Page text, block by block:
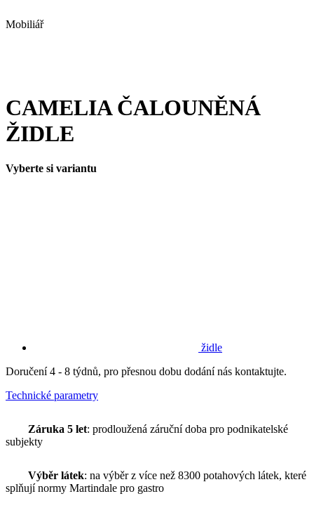
Mobiliář
CAMELIA ČALOUNĚNÁ
ŽIDLE
Vyberte si variantu
židle
Doručení 4 - 8 týdnů, pro přesnou dobu dodání nás kontaktujte.
Technické parametry
Záruka 5 let: prodloužená záruční doba pro podnikatelské
subjekty
Výběr látek: na výběr z více než 8300 potahových látek, které
splňují normy Martindale pro gastro